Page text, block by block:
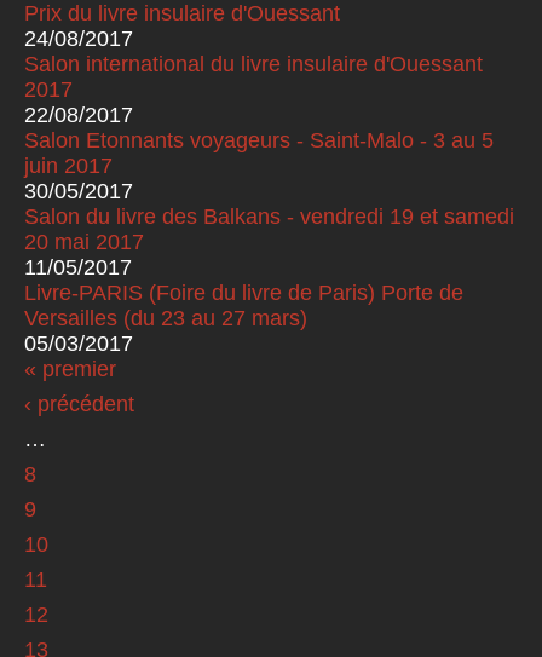
Prix du livre insulaire d'Ouessant
24/08/2017
Salon international du livre insulaire d'Ouessant
2017
22/08/2017
Salon Etonnants voyageurs - Saint-Malo - 3 au 5
juin 2017
30/05/2017
Salon du livre des Balkans - vendredi 19 et samedi
20 mai 2017
11/05/2017
Livre-PARIS (Foire du livre de Paris) Porte de
Versailles (du 23 au 27 mars)
05/03/2017
Pages
« premier
‹ précédent
…
8
9
10
11
12
13